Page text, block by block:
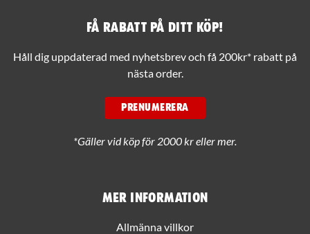
Mer information
Allmänna villkor
Få rabatt på ditt köp!
Håll dig uppdaterad med nyhetsbrev och få 200kr* rabatt på
nästa order.
PRENUMERERA
*Gäller vid köp för 2000 kr eller mer.